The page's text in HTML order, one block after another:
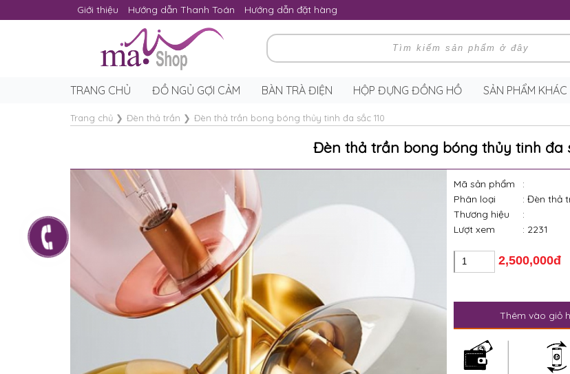
Giới thiệu Hướng dẫn Thanh Toán Hướng dẫn đặt hàng
TRANG CHỦ ĐỒ NGỦ GỢI CẢM BÀN TRÀ ĐIỆN HỘP ĐỰNG ĐỒNG HỒ SẢN PHẨM KHÁC
Trang chủ ❯ Đèn thả trần ❯ Đèn thả trần bong bóng thủy tinh đa sắc 110
Đèn thả trần bong bóng thủy tinh đa
Mã sản phẩm
:
Phân loại
: Đèn thả
Thương hiệu
:
Lượt xem
: 2231
2,500,000đ
Thêm vào giỏ